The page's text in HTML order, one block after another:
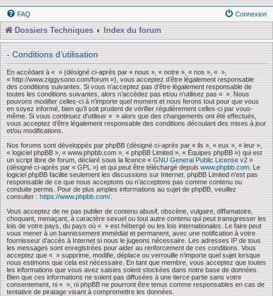
FAQ Connexion
Dossiers Techniques Index du forum
- Conditions d’utilisation
En accédant à « » (désigné ci-après par « nous », « notre », « nos », « »,
« http://www.ziggysono.com/forum »), vous acceptez d’être légalement responsable
des conditions suivantes. Si vous n’acceptez pas d’être légalement responsable de
toutes les conditions suivantes, alors n’accédez pas et/ou n’utilisez pas « ». Nous
pouvons modifier celles-ci à n’importe quel moment et nous ferons tout pour que vous
en soyez informé, bien qu’il soit prudent de vérifier régulièrement celles-ci par vous-
même. Si vous continuez d’utiliser « » alors que des changements ont été effectués,
vous acceptez d’être légalement responsable des conditions découlant des mises à jour
et/ou modifications.
Nos forums sont développés par phpBB (désigné ci-après par « ils », « eux », « leur »,
« logiciel phpBB », « www.phpbb.com », « phpBB Limited », « Équipes phpBB ») qui est
un script libre de forum, déclaré sous la licence « GNU General Public License v2 »
(désigné ci-après par « GPL ») et qui peut être téléchargé depuis www.phpbb.com . Le
logiciel phpBB facilite seulement les discussions sur Internet. phpBB Limited n’est pas
responsable de ce que nous acceptons ou n’acceptons pas comme contenu ou
conduite permis. Pour de plus amples informations au sujet de phpBB, veuillez
consulter : https://www.phpbb.com/
Vous acceptez de ne pas publier de contenu abusif, obscène, vulgaire, diffamatoire,
choquant, menaçant, à caractère sexuel ou tout autre contenu qui peut transgresser les
lois de votre pays, du pays où « » est hébergé ou les lois internationales. Le faire peut
vous mener à un bannissement immédiat et permanent, avec une notification à votre
fournisseur d’accès à Internet si nous le jugeons nécessaire. Les adresses IP de tous
les messages sont enregistrées pour aider au renforcement de ces conditions. Vous
acceptez que « » supprime, modifie, déplace ou verrouille n’importe quel sujet lorsque
nous estimons que cela est nécessaire. En tant que membre, vous acceptez que toutes
les informations que vous avez saisies soient stockées dans notre base de données.
Bien que ces informations ne soient pas diffusées à une tierce partie sans votre
consentement, ni « », ni phpBB ne pourront être tenus comme responsables en cas de
tentative de piratage visant à compromettre les données.